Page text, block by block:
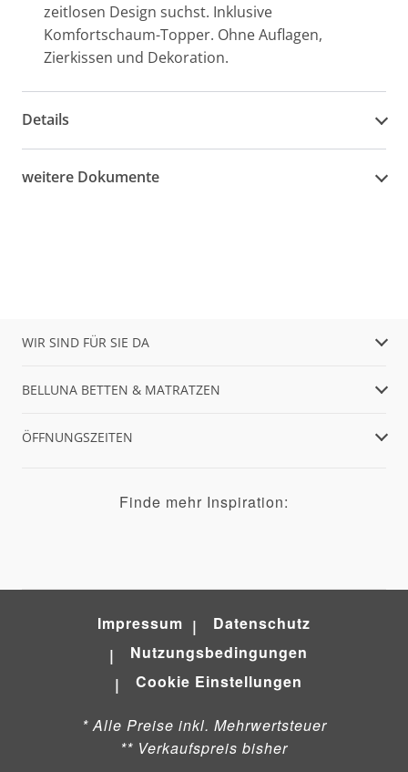
zeitlosen Design suchst. Inklusive
Komfortschaum-Topper. Ohne Auflagen,
Zierkissen und Dekoration.
Details
weitere Dokumente
WIR SIND FÜR SIE DA
BELLUNA BETTEN & MATRATZEN
ÖFFNUNGSZEITEN
Finde mehr Inspiration:
Impressum
Datenschutz
Nutzungsbedingungen
Cookie Einstellungen
* Alle Preise inkl. Mehrwertsteuer
** Verkaufspreis bisher